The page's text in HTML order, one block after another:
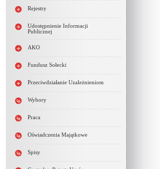
Rejestry
Udostępnienie Informacji
Publicznej
AKO
Fundusz Sołecki
Przeciwdziałanie Uzależnieniom
Wybory
Praca
Oświadczenia Majątkowe
Spisy